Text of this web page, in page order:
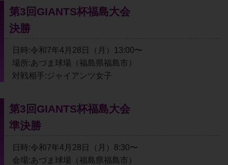
第3回GIANTS杯福島大会
決勝
日時:令和7年4月28日（月）13:00〜
場所:あづま球場（福島県福島市）
対戦相手:ジャイアンツ女子
第3回GIANTS杯福島大会
準決勝
日時:令和7年4月28日（月）8:30〜
会場:あづま球場（福島県福島市）